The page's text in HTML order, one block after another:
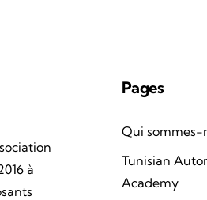
à
Pages
Qui sommes-
Tunisian
Academy